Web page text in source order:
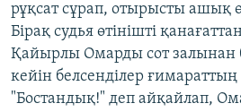
рұқсат сұрап, отырысты ашық
Бірақ судья өтінішті
Қайырлы Омарды сот залынан
кейін белсенділер
"Бостандық!" деп айқайлап,